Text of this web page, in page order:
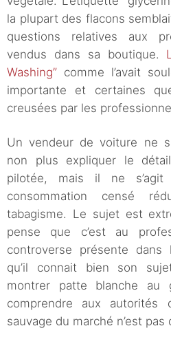
la plupart des flacons
questions relatives aux
vendus dans sa boutique.
Washing” comme l’avait
importante et certaines
creusées par les
Un vendeur de voiture ne
non plus expliquer le
pilotée, mais il ne s’agit
consommation censé
tabagisme. Le sujet est
pense que c’est au
controverse présente
qu’il connait bien son
montrer patte blanche au
comprendre aux autorités
sauvage du marché n’est pas